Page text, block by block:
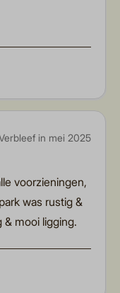
in mei 2025
voorzieningen,
was rustig &
mooi ligging.